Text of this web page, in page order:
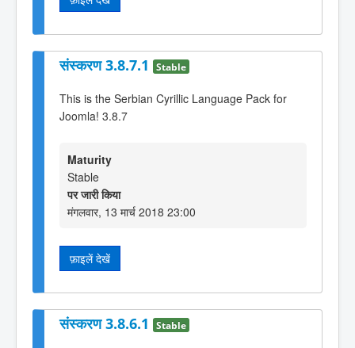
संस्करण 3.8.7.1 Stable
This is the Serbian Cyrillic Language Pack for
Joomla! 3.8.7
Maturity
Stable
पर जारी किया
मंगलवार, 13 मार्च 2018 23:00
फ़ाइलें देखें
संस्करण 3.8.6.1 Stable